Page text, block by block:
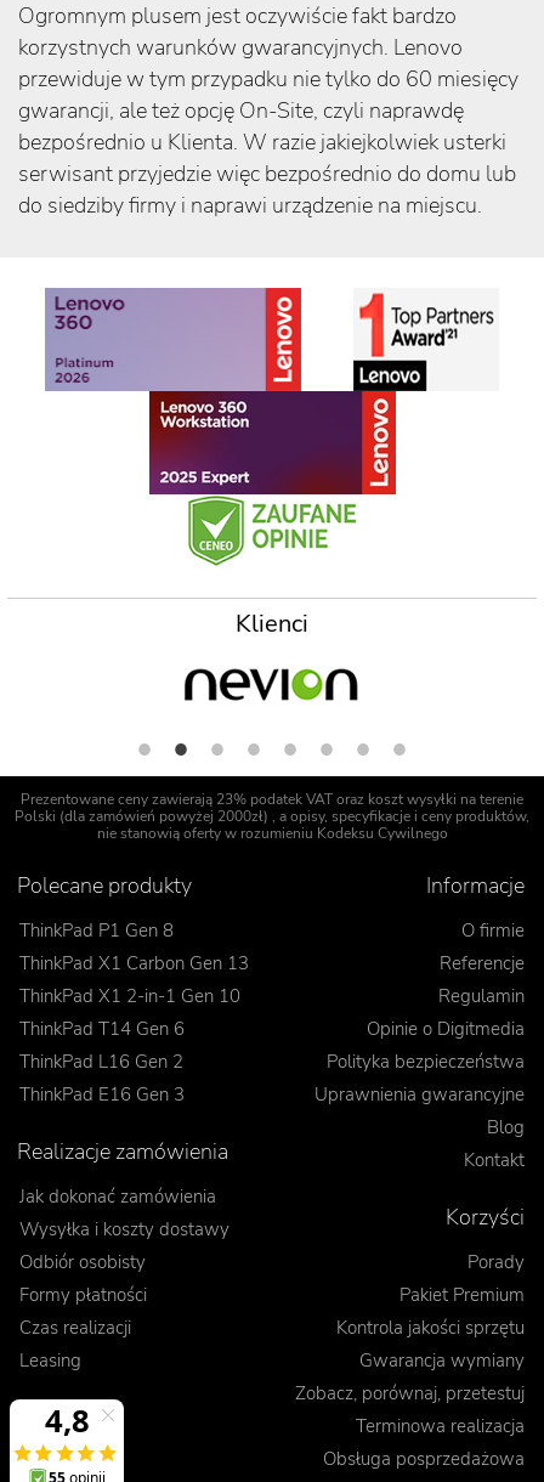
Ogromnym plusem jest oczywiście fakt bardzo
korzystnych warunków gwarancyjnych. Lenovo
przewiduje w tym przypadku nie tylko do 60 miesięcy
gwarancji, ale też opcję On-Site, czyli naprawdę
bezpośrednio u Klienta. W razie jakiejkolwiek usterki
serwisant przyjedzie więc bezpośrednio do domu lub
do siedziby firmy i naprawi urządzenie na miejscu.
Klienci
Prezentowane ceny zawierają 23% podatek VAT oraz koszt wysyłki na terenie
Polski (dla zamówień powyżej 2000zł) , a opisy, specyfikacje i ceny produktów,
nie stanowią oferty w rozumieniu Kodeksu Cywilnego
Polecane produkty
ThinkPad P1 Gen 8
ThinkPad X1 Carbon Gen 13
ThinkPad X1 2-in-1 Gen 10
ThinkPad T14 Gen 6
ThinkPad L16 Gen 2
ThinkPad E16 Gen 3
Informacje
O firmie
Referencje
Regulamin
Opinie o Digitmedia
Polityka bezpieczeństwa
Uprawnienia gwarancyjne
Blog
Kontakt
Realizacje zamówienia
Jak dokonać zamówienia
Wysyłka i koszty dostawy
Odbiór osobisty
Formy płatności
Czas realizacji
Leasing
Korzyści
Porady
Pakiet Premium
Kontrola jakości sprzętu
Gwarancja wymiany
Zobacz, porównaj, przetestuj
Terminowa realizacja
Obsługa posprzedażowa